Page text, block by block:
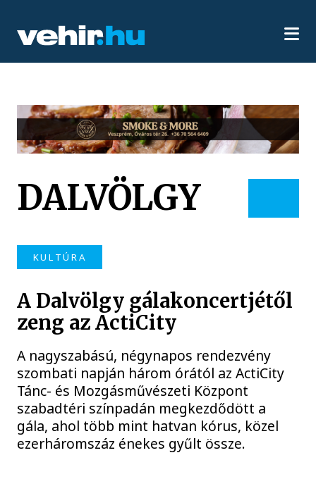
DALVÖLGY
KULTÚRA
A Dalvölgy gálakoncertjétől
zeng az ActiCity
A nagyszabású, négynapos rendezvény
szombati napján három órától az ActiCity
Tánc- és Mozgásművészeti Központ
szabadtéri színpadán megkezdődött a
gála, ahol több mint hatvan kórus, közel
ezerháromszáz énekes gyűlt össze.